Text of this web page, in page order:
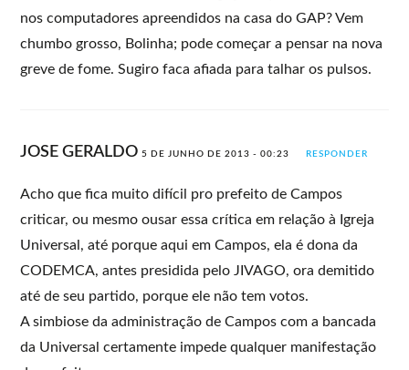
nos computadores apreendidos na casa do GAP? Vem
chumbo grosso, Bolinha; pode começar a pensar na nova
greve de fome. Sugiro faca afiada para talhar os pulsos.
JOSE GERALDO 5 DE JUNHO DE 2013 - 00:23 RESPONDER
Acho que fica muito difícil pro prefeito de Campos
criticar, ou mesmo ousar essa crítica em relação à Igreja
Universal, até porque aqui em Campos, ela é dona da
CODEMCA, antes presidida pelo JIVAGO, ora demitido
até de seu partido, porque ele não tem votos.
A simbiose da administração de Campos com a bancada
da Universal certamente impede qualquer manifestação